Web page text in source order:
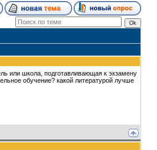
или школа, подготавливающая к экзамену
обучение? какой литературой лучше